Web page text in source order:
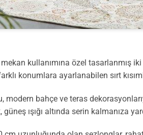
mekan kullanımına özel tasarlanmış
konumlara ayarlanabilen sırt
modern bahçe ve teras
güneş ışığı altında serin kalmanıza